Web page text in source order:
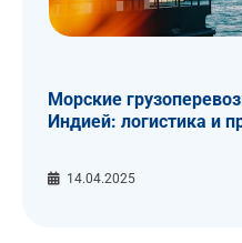
Морские
Индией: логистика и
14.04.2025